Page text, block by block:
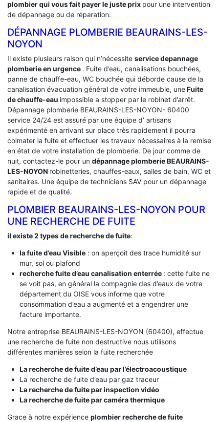
plombier qui vous fait payer le juste prix pour une intervention
de dépannage ou de réparation.
DÉPANNAGE PLOMBERIE BEAURAINS-LES-
NOYON
Il existe plusieurs raison qui n’nécessite service depannage
plomberie en urgence . Fuite d’eau, canalisations bouchées,
panne de chauffe-eau, WC bouchée qui déborde cause de la
canalisation évacuation général de votre immeuble, uneFuite
de chauffe-eau impossible a stopper par le robinet d’arrêt.
Dépannage plomberie BEAURAINS-LES-NOYON- 60400
service 24/24 est assuré par une équipe d’ artisans
expérimenté en arrivant sur place très rapidement il pourra
colmater la fuite et effectuer les travaux nécessaires à la remise
en état de votre installation de plomberie. De jour comme de
nuit, contactez-le pour un dépannage plomberie BEAURAINS-
LES-NOYON robinetteries, chauffes-eaux, salles de bain, WC et
sanitaires. Une équipe de techniciens SAV pour un dépannage
rapide et de qualité.
PLOMBIER BEAURAINS-LES-NOYON POUR
UNE RECHERCHE DE FUITE
il existe 2 types de recherche de fuite:
la fuite d’eau Visible: on aperçoit des trace humidité sur
mur, sol ou plafond
recherche fuite d’eau canalisation enterrée : cette fuite ne
se voit pas, en général la compagnie des d’eaux de votre
département du OISE vous informe que votre
consommation d’eau a augmenté et a engendrer une
facture importante.
Notre entreprise BEAURAINS-LES-NOYON (60400), effectue
une recherche de fuite non destructive nous utilisons
différentes manières selon la fuite recherchée
La recherche de fuite d’eau par l’électroacoustique
La recherche de fuite d’eau par gaz traceur
La recherche de fuite par inspection vidéo
La recherche de fuite par caméra thermique
Grace à notre expérience plombier recherche de fuite